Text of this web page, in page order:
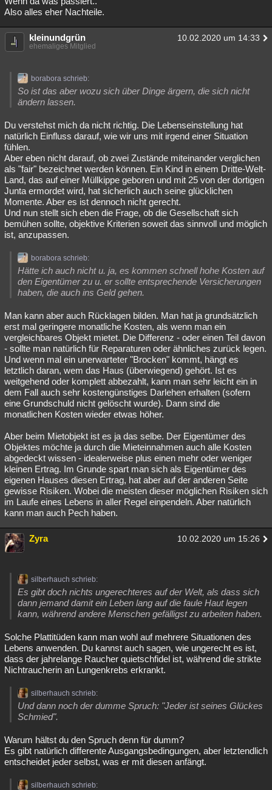
Also alles eher Nachteile.
kleinundgrün 10.02.2020 um 14:33
ehemaliges Mitglied
borabora schrieb:
So ist das aber wozu sich über Dinge ärgern, die sich nicht
ändern lassen.
Du verstehst mich da nicht richtig. Die Lebenseinstellung hat
natürlich Einfluss darauf, wie wir uns mit irgend einer Situation
fühlen.
Aber eben nicht darauf, ob zwei Zustände miteinander verglichen
als "fair" bezeichnet werden können. Ein Kind in einem Dritte-Welt-
Land, das auf einer Müllkippe geboren und mit 25 von der dortigen
Junta ermordet wird, hat sicherlich auch seine glücklichen
Momente. Aber es ist dennoch nicht gerecht.
Und nun stellt sich eben die Frage, ob die Gesellschaft sich
bemühen sollte, objektive Kriterien soweit das sinnvoll und möglich
ist, anzupassen.
borabora schrieb:
Hätte ich auch nicht u. ja, es kommen schnell hohe Kosten auf
den Eigentümer zu u. er sollte entsprechende Versicherungen
haben, die auch ins Geld gehen.
Man kann aber auch Rücklagen bilden. Man hat ja grundsätzlich
erst mal geringere monatliche Kosten, als wenn man ein
vergleichbares Objekt mietet. Die Differenz - oder einen Teil davon
- sollte man natürlich für Reparaturen oder ähnliches zurück legen.
Und wenn mal ein unerwarteter "Brocken" kommt, hängt es
letztlich daran, wem das Haus (überwiegend) gehört. Ist es
weitgehend oder komplett abbezahlt, kann man sehr leicht ein in
dem Fall auch sehr kostengünstiges Darlehen erhalten (sofern
eine Grundschuld nicht gelöscht wurde). Dann sind die
monatlichen Kosten wieder etwas höher.
Aber beim Mietobjekt ist es ja das selbe. Der Eigentümer des
Objektes möchte ja durch die Mieteinnahmen auch alle Kosten
abgedeckt wissen - idealerweise plus einen mehr oder weniger
kleinen Ertrag. Im Grunde spart man sich als Eigentümer des
eigenen Hauses diesen Ertrag, hat aber auf der anderen Seite
gewisse Risiken. Wobei die meisten dieser möglichen Risiken sich
im Laufe eines Lebens in aller Regel einpendeln. Aber natürlich
kann man auch Pech haben.
Zyra 10.02.2020 um 15:26
silberhauch schrieb:
Es gibt doch nichts ungerechteres auf der Welt, als dass sich
dann jemand damit ein Leben lang auf die faule Haut legen
kann, während andere Menschen gefälligst zu arbeiten haben.
Solche Plattitüden kann man wohl auf mehrere Situationen des
Lebens anwenden. Du kannst auch sagen, wie ungerecht es ist,
dass der jahrelange Raucher quietschfidel ist, während die strikte
Nichtraucherin an Lungenkrebs erkrankt.
silberhauch schrieb:
Und dann noch der dumme Spruch: "Jeder ist seines Glückes
Schmied".
Warum hältst du den Spruch denn für dumm?
Es gibt natürlich differente Ausgangsbedingungen, aber letztendlich
entscheidet jeder selbst, was er mit diesen anfängt.
silberhauch schrieb: